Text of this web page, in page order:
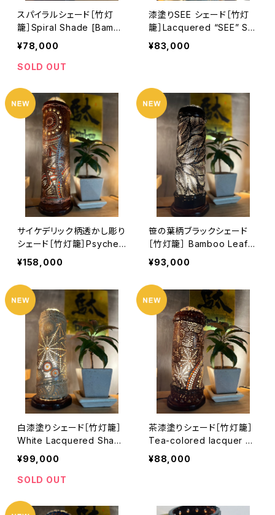
スパイラルシェード［竹灯
籠］Spiral Shade [Bambo
o Lantern]
¥78,000
SOLD OUT
漆塗りSEE シェード［竹灯
籠］Lacquered “SEE” Sh
ade [Bamboo Lantern]
¥83,000
サイケデリック柄透かし彫り
シェード［竹灯籠］Psyched
elic Pattern Openwork
Carving Shade [Bambo
o Lantern]
¥158,000
笹の葉柄ブラックシェード
［竹灯籠］ Bamboo Leaf P
attern Black Shade [Ba
mboo Lantern]
¥93,000
白漆塗りシェード［竹灯籠］
White Lacquered Shade
[Bamboo Lantern]
¥99,000
SOLD OUT
茶漆塗りシェード［竹灯籠］
Tea-colored lacquer Sh
ade [Bamboo Lantern]
¥88,000